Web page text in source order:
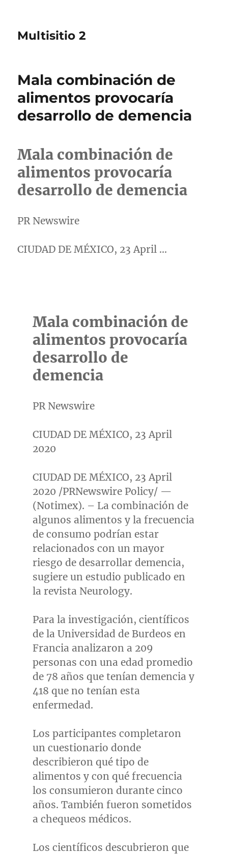
Multisitio 2
Mala combinación de
alimentos provocaría
desarrollo de demencia
Mala combinación de
alimentos provocaría
desarrollo de demencia
PR Newswire
CIUDAD DE MÉXICO, 23 April …
Mala combinación de
alimentos provocaría
desarrollo de
demencia
PR Newswire
CIUDAD DE MÉXICO, 23 April
2020
CIUDAD DE MÉXICO, 23 April
2020 /PRNewswire Policy/ —
(Notimex). – La combinación de
algunos alimentos y la frecuencia
de consumo podrían estar
relacionados con un mayor
riesgo de desarrollar demencia,
sugiere un estudio publicado en
la revista Neurology.
Para la investigación, científicos
de la Universidad de Burdeos en
Francia analizaron a 209
personas con una edad promedio
de 78 años que tenían demencia y
418 que no tenían esta
enfermedad.
Los participantes completaron
un cuestionario donde
describieron qué tipo de
alimentos y con qué frecuencia
los consumieron durante cinco
años. También fueron sometidos
a chequeos médicos.
Los científicos descubrieron que